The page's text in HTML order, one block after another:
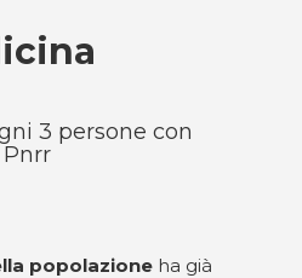
3 persone con
popolazione ha già